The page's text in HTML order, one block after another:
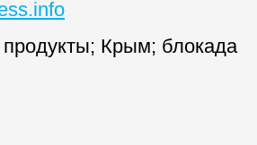
продукты; Крым; блокада